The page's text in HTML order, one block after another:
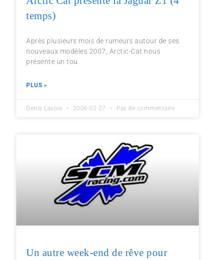
temps)
Après plusieurs mois de rumeurs autour de ses
nouveaux modèles 2007, Arctic-Cat nous
présente un tou
PLUS »
Denis Lavoie 2006-02-27 Pas de commentaire
Un autre week-end de rêve pour